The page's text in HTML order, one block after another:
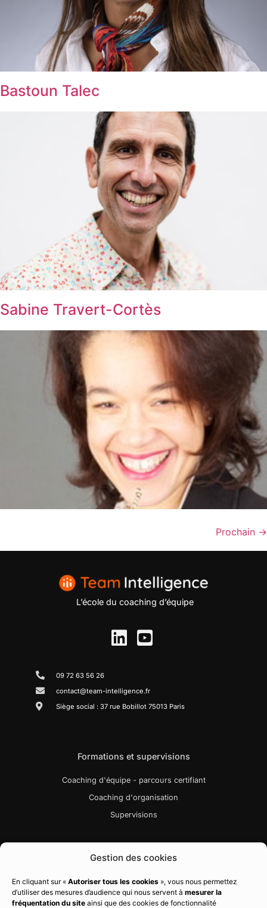
Gestion des cookies
En cliquant sur « Autoriser tous les cookies », vous nous permettez
d’utiliser des mesures d’audience qui nous servent à mesurer la
fréquentation du site ainsi que des cookies de fonctionnalité
Bastoun Talec
Sabine Travert-Cortès
Prochain →
L’école du coaching d’équipe
09 72 63 56 26
contact@team-intelligence.fr
Siège social : 37 rue Bobillot 75013 Paris
Formations et supervisions
Coaching d'équipe - parcours certifiant
Coaching d'organisation
Supervisions
Liens utiles
Bibliographie
Charte qualité